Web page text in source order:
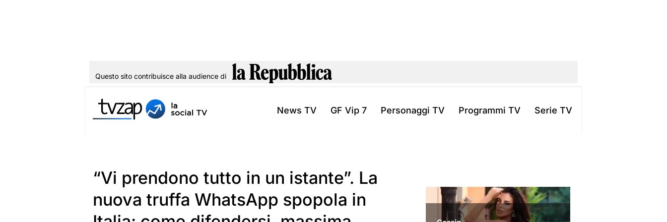
al
Questo sito contribuisce alla audience di
News TV GF Vip 7 Personaggi TV Programmi TV Serie TV
“Vi prendono tutto in un istante”. La
nuova truffa WhatsApp spopola in